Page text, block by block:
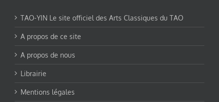
TAO-YIN Le site officiel des Arts Classiques du TAO
A propos de ce site
A propos de nous
Librairie
Mentions légales